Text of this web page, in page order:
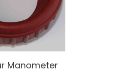
Manometer